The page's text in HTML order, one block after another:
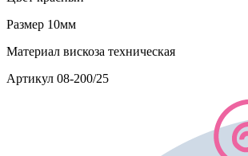
Размер 10мм
Материал вискоза техническая
Артикул 08-200/25